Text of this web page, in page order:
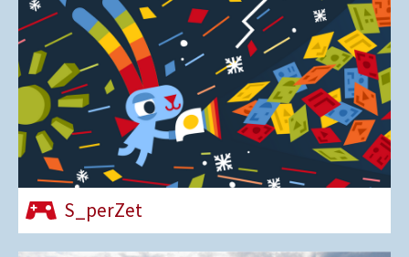
S_perZet